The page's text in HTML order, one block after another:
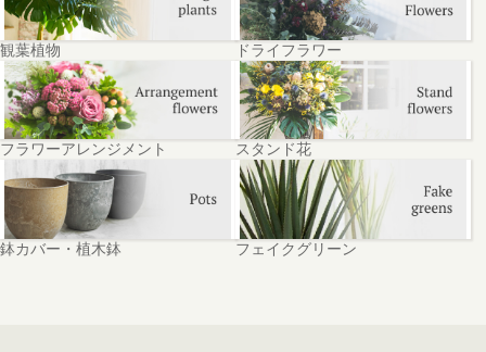
観葉植物 ドライフラワー
フラワーアレンジメント スタンド花
鉢カバー・植木鉢 フェイクグリーン